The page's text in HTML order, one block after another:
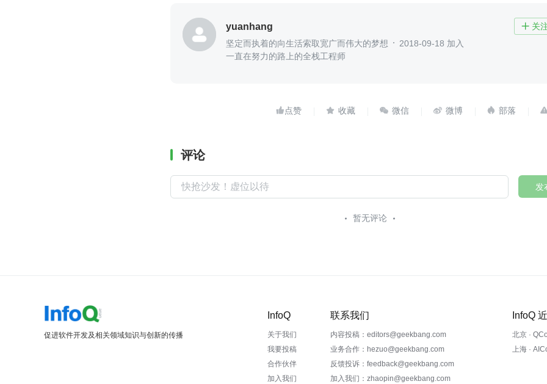
yuanhang  关
坚定而执着的向生活索取宽广而伟大的梦想
2018-09-18 加入
一直在努力的路上的全栈工程师
    
评论
发
暂无评论
促进软件开发及相关领域知识与创新的传播
InfoQ
关于我们
我要投稿
合作伙伴
加入我们
联系我们
内容投稿：editors@geekbang.com
业务合作：hezuo@geekbang.com
反馈投诉：feedback@geekbang.com
加入我们：zhaopin@geekbang.com
InfoQ
北京 ·
上海 ·